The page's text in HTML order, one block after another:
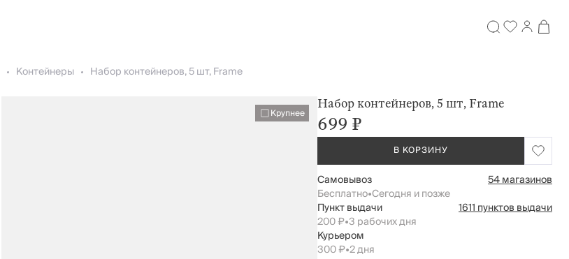
Контейнеры Набор контейнеров, 5 шт, Frame
Крупнее
Набор контейнеров, 5 шт, Frame
699 ₽
В КОРЗИНУ
Самовывоз
54 магазинов
Бесплатно•Сегодня и позже
Пункт выдачи
1611 пунктов выдачи
200 ₽•3 рабочих дня
Курьером
300 ₽•2 дня